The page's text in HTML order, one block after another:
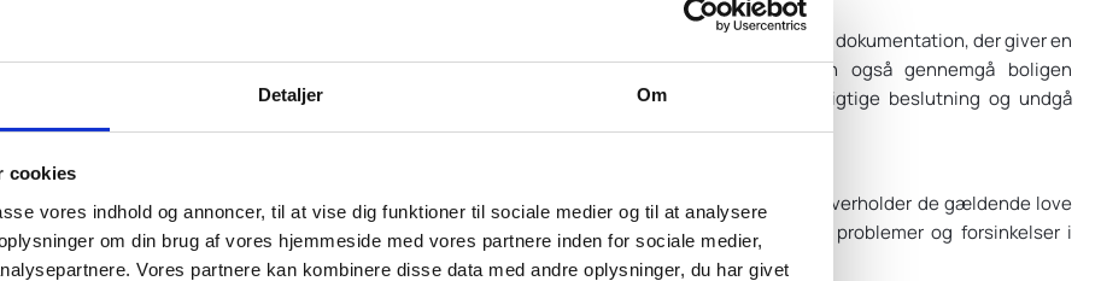
Detaljer Om
cookies
vores indhold og annoncer, til at vise dig funktioner til sociale medier og til at analysere
om din brug af vores hjemmeside med vores partnere inden for sociale medier,
Vores partnere kan kombinere disse data med andre oplysninger, du har givet
Ved køb af bolig kan vi udarbejde en rapport med billede dokumentation, der giver en
detaljeret vurdering af bygningens tilstand, vi kan også gennemgå boligen
mundligt. Dette kan hjælpe dig med at træffe den rigtige beslutning og undgå
uforudsete omkostninger.
Vores byggesagkyndige sikrer, at alle byggeprojekter overholder de gældende love
og regler. Dette minimere risikoen for byggetekniske problemer og forsinkelser i
projektet.